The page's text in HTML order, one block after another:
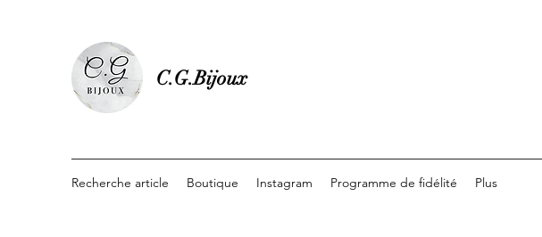
C.G.Bijoux
Recherche article Boutique Instagram Programme de fidélité Plus